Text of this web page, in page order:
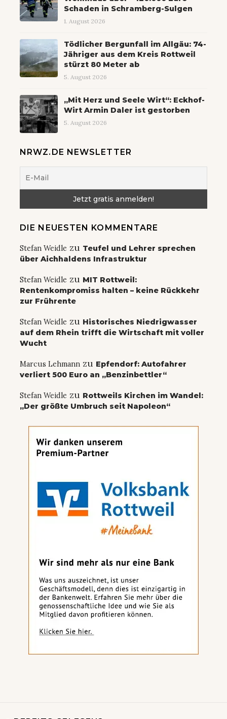
Schaden in Schramberg-Sulgen
1. August 2026
Tödlicher Bergunfall im Allgäu: 74-
Jähriger aus dem Kreis Rottweil
stürzt 80 Meter ab
5. August 2026
„Mit Herz und Seele Wirt“: Eckhof-
Wirt Armin Daler ist gestorben
5. August 2026
NRWZ.DE NEWSLETTER
DIE NEUESTEN KOMMENTARE
Stefan Weidle zu Teufel und Lehrer sprechen
über Aichhaldens Infrastruktur
Stefan Weidle zu MIT Rottweil:
Rentenkompromiss halten – keine Rückkehr
zur Frührente
Stefan Weidle zu Historisches Niedrigwasser
auf dem Rhein trifft die Wirtschaft mit voller
Wucht
Marcus Lehmann zu Epfendorf: Autofahrer
verliert 500 Euro an „Benzinbettler“
Stefan Weidle zu Rottweils Kirchen im Wandel:
„Der größte Umbruch seit Napoleon“